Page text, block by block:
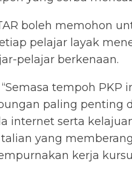
boleh memohon
pelajar layak
pelajar berkenaan.
tempoh
paling penting
internet serta
yang
kerja